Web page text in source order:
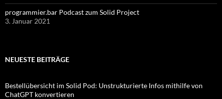
programmier.bar Podcast zum Solid Project
3. Januar 2021
NEUESTE BEITRÄGE
Bestellübersicht im Solid Pod: Unstrukturierte Infos mithilfe von
ChatGPT konvertieren